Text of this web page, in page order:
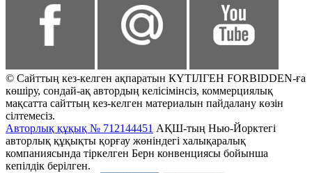
© Сайттың кез-келген ақпаратын КҮТІЛГЕН FORBIDDEN-ға
көшіру, сондай-ақ автордың келісімінсіз, коммерциялық
мақсатта сайттың кез-келген материалын пайдалану көзін
сілтемесіз.
Авторлық құқық № 712144451 АҚШ-тың Нью-Йорктегі
авторлық құқықты қорғау жөніндегі халықаралық
компаниясында тіркелген Берн конвенциясы бойынша
кепілдік берілген.